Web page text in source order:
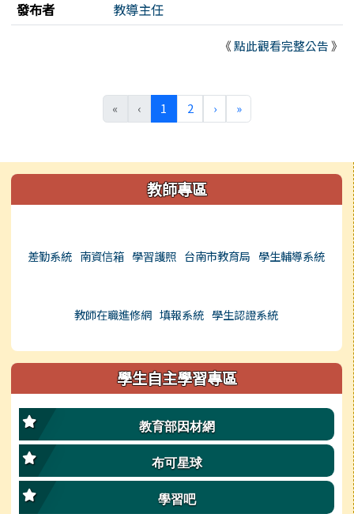
發布者
教導主任
《點此觀看完整公告》
« ‹ 1 (目前頁次)
2 ›下一頁
»最後頁
左邊區域內容 教師專區
差勤系統 南資信箱 學習護照 台南市教育局 學生輔導系統
教師在職進修網 填報系統 學生認證系統
學生自主學習專區
教育部因材網
布可星球
學習吧